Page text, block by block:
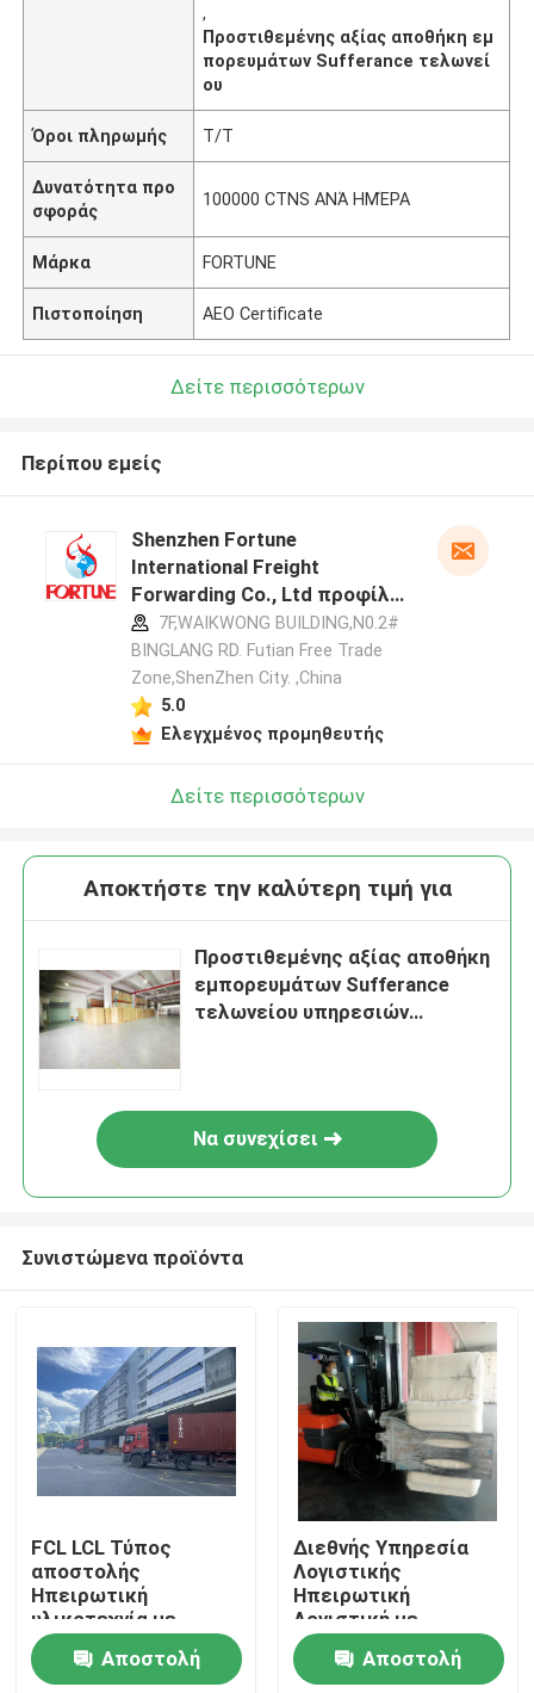
Σπίτι
Προϊόντα
Σχετικά με εμάς
,
Προστιθεμένης αξίας αποθήκη εμ
πορευμάτων Sufferance τελωνεί
ου
Όροι πληρωμής T/T
Δυνατότητα προ
σφοράς
100000 CTNS ΑΝΆ ΗΜΈΡΑ
Μάρκα FORTUNE
Πιστοποίηση AEO Certificate
Δείτε περισσότερων
Περίπου εμείς
Shenzhen Fortune
International Freight
Forwarding Co., Ltd προφίλ
κατασκευαστή
7F,WAIKWONG BUILDING,N0.2#
BINGLANG RD. Futian Free Trade
Zone,ShenZhen City. ,China
5.0
Ελεγχμένος προμηθευτής
Δείτε περισσότερων
Αποκτήστε την καλύτερη τιμή για
Προστιθεμένης αξίας αποθήκη
εμπορευμάτων Sufferance
τελωνείου υπηρεσιών
Να συνεχίσει
Συνιστώμενα προϊόντα
FCL LCL Τύπος
αποστολής
Ηπειρωτική
υλικοτεχνία με
εξαγωγικές
εκπτώσειςΑποστολή
Διεθνής Υπηρεσία
Λογιστικής
Ηπειρωτική
Λογιστική με
Ετικέτες Υπηρεσία
προστιθέμενης αξίας
Αποστολή